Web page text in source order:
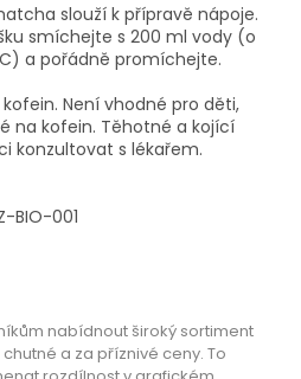
slouží k přípravě nápoje.
smíchejte s 200 ml vody (o
a pořádně promíchejte.
Není vhodné pro děti,
na kofein. Těhotné a kojící
konzultovat s lékařem.
BIO-001
nabídnout široký sortiment
a za příznivé ceny. To